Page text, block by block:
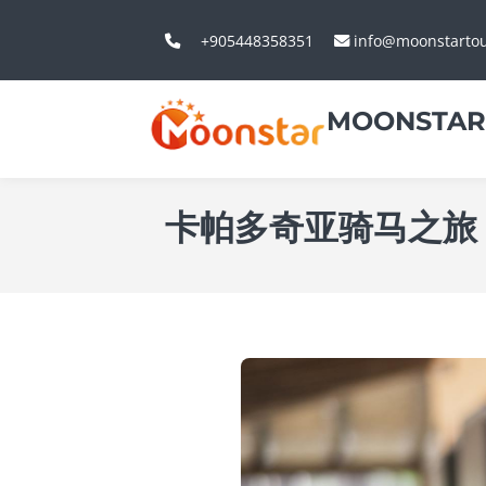
+905448358351
MOONSTAR
卡帕多奇亚骑马之旅